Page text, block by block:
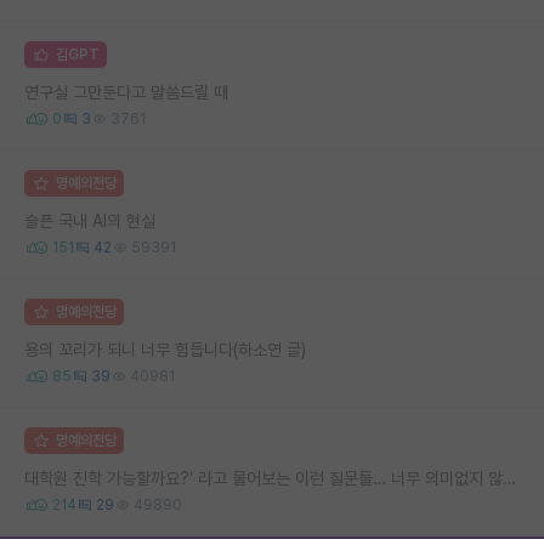
김GPT
연구실 그만둔다고 말씀드릴 때
0 3 3761
명예의전당
슬픈 국내 AI의 현실
151 42 59391
명예의전당
용의 꼬리가 되니 너무 힘듭니다(하소연 글)
85 39 40981
명예의전당
대학원 진학 가능할까요?’ 라고 물어보는 이런 질문들… 너무 의미없지 않나요?
214 29 49890